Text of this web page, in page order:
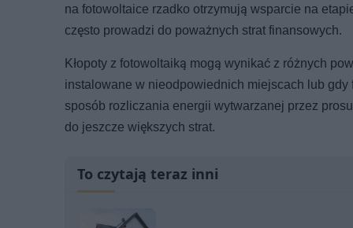
na fotowoltaice rzadko otrzymują wsparcie na
często prowadzi do poważnych strat finansowych.
Kłopoty z fotowoltaiką mogą wynikać z różnych
instalowane w nieodpowiednich miejscach lub
sposób rozliczania energii wytwarzanej przez
do jeszcze większych strat.
To czytają teraz inni